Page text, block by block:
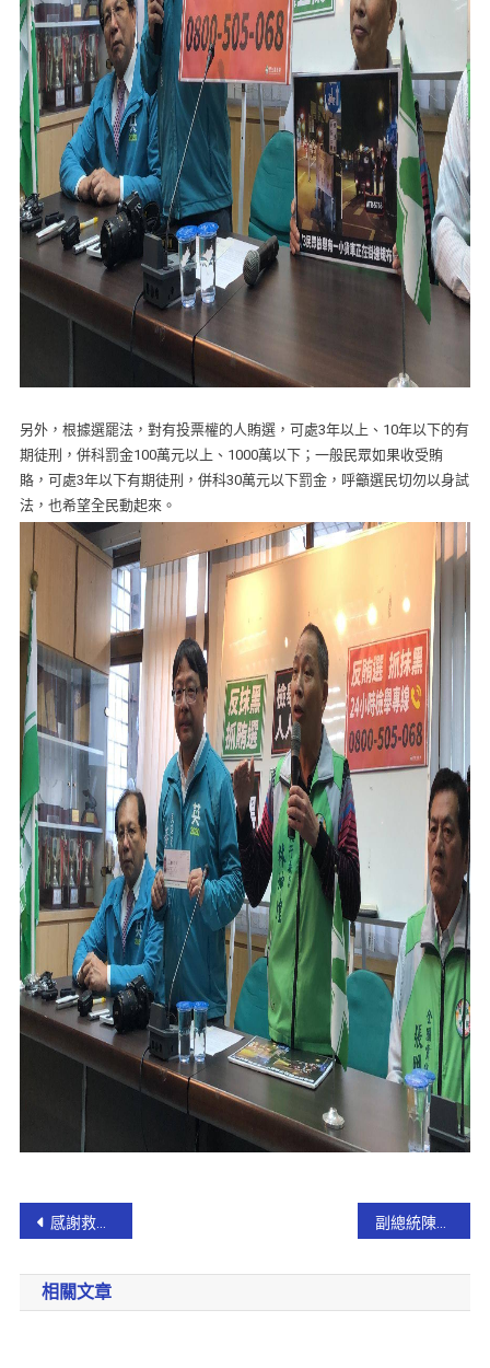
另外，根據選罷法，對有投票權的人賄選，可處3年以上、10年以下的有
期徒刑，併科罰金100萬元以上、1000萬以下；一般民眾如果收受賄
賂，可處3年以下有期徒刑，併科30萬元以下罰金，呼籲選民切勿以身試
法，也希望全民動起來。
感謝救援黑鷹得力 國防部長嚴德發今至宜蘭消防局慰勉並致贈禮盒及手錶
相關文章